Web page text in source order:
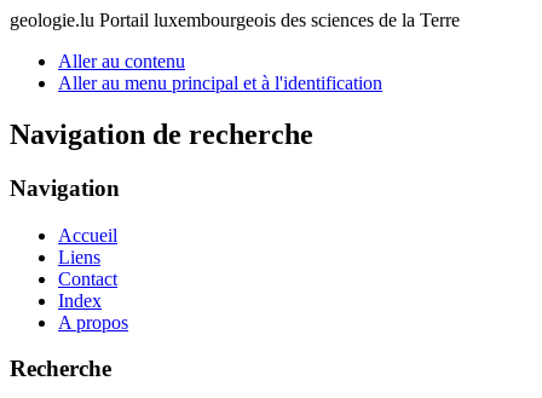
geologie.lu Portail luxembourgeois des sciences de la Terre
Aller au contenu
Aller au menu principal et à l'identification
Navigation de recherche
Navigation
Accueil
Liens
Contact
Index
A propos
Recherche